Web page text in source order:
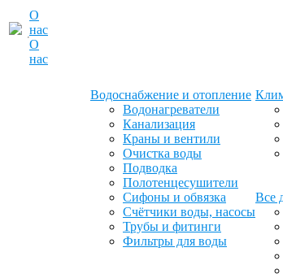
О
нас
О
нас
Водоснабжение и отопление
Водонагреватели
Канализация
Краны и вентили
Очистка воды
Подводка
Полотенцесушители
Сифоны и обвязка
Счётчики воды, насосы
Трубы и фитинги
Фильтры для воды
Все